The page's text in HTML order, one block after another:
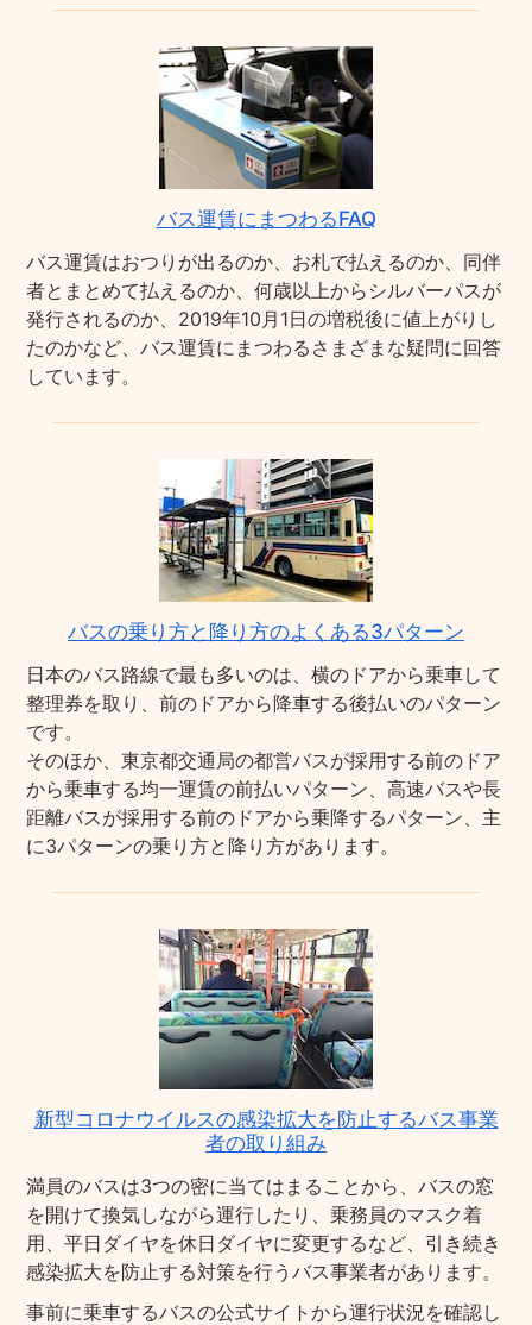
バス運賃にまつわるFAQ
バス運賃はおつりが出るのか、お札で払えるのか、同伴
者とまとめて払えるのか、何歳以上からシルバーパスが
発行されるのか、2019年10月1日の増税後に値上がりし
たのかなど、バス運賃にまつわるさまざまな疑問に回答
しています。
バスの乗り方と降り方のよくある3パターン
日本のバス路線で最も多いのは、横のドアから乗車して
整理券を取り、前のドアから降車する後払いのパターン
です。
そのほか、東京都交通局の都営バスが採用する前のドア
から乗車する均一運賃の前払いパターン、高速バスや長
距離バスが採用する前のドアから乗降するパターン、主
に3パターンの乗り方と降り方があります。
新型コロナウイルスの感染拡大を防止するバス事業
者の取り組み
満員のバスは3つの密に当てはまることから、バスの窓
を開けて換気しながら運行したり、乗務員のマスク着
用、平日ダイヤを休日ダイヤに変更するなど、引き続き
感染拡大を防止する対策を行うバス事業者があります。
事前に乗車するバスの公式サイトから運行状況を確認し